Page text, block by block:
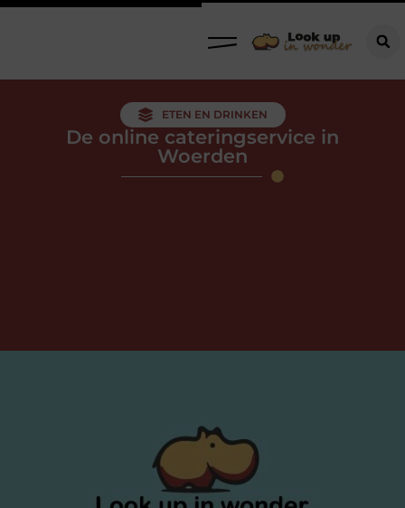
ETEN EN DRINKEN
De online cateringservice in
Woerden